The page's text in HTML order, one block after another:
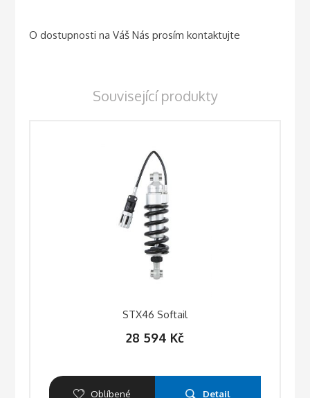
O dostupnosti na Váš Nás prosím kontaktujte
Související produkty
STX46 Softail
28 594 Kč
Oblíbené Detail